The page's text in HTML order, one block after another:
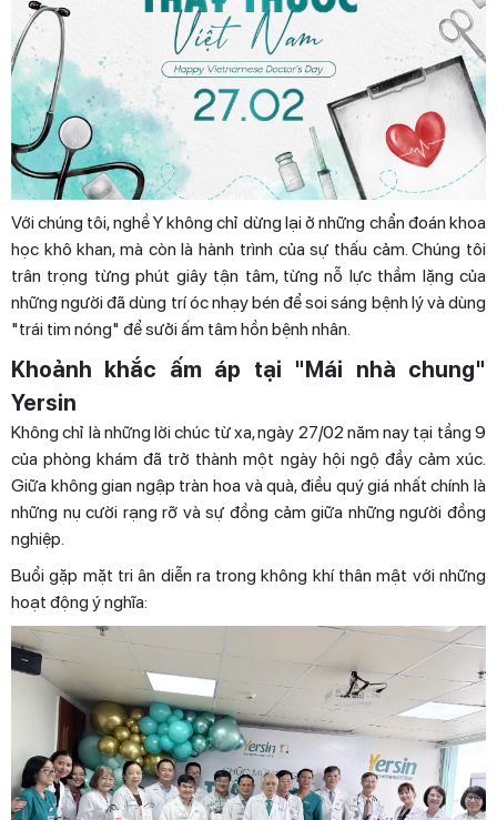
Với chúng tôi, nghề Y không chỉ dừng lại ở những chẩn đoán khoa
học khô khan, mà còn là hành trình của sự thấu cảm. Chúng tôi
trân trọng từng phút giây tận tâm, từng nỗ lực thầm lặng của
những người đã dùng trí óc nhạy bén để soi sáng bệnh lý và dùng
"trái tim nóng" để sưởi ấm tâm hồn bệnh nhân.
Khoảnh khắc ấm áp tại "Mái nhà chung"
Yersin
Không chỉ là những lời chúc từ xa, ngày 27/02 năm nay tại tầng 9
của phòng khám đã trở thành một ngày hội ngộ đầy cảm xúc.
Giữa không gian ngập tràn hoa và quà, điều quý giá nhất chính là
những nụ cười rạng rỡ và sự đồng cảm giữa những người đồng
nghiệp.
Buổi gặp mặt tri ân diễn ra trong không khí thân mật với những
hoạt động ý nghĩa: